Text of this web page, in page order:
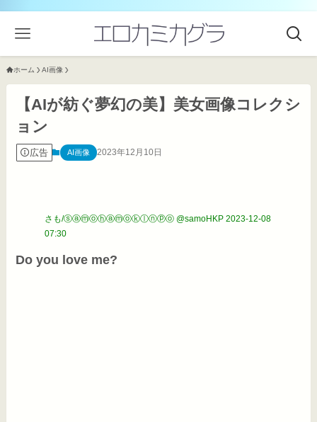
ホーム AI画像
【AIが紡ぐ夢幻の美】美女画像コレクシ
ョン
広告 AI画像 2023年12月10日
さも/ⓢⓐⓜⓞⓗⓐⓜⓞⓚⓛⓝⓟⓞ @samoHKP 2023-12-08
07:30
Do you love me?